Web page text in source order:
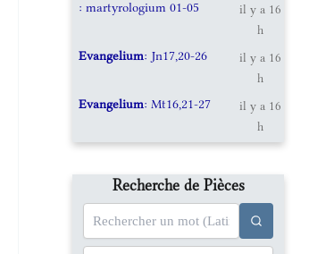
: martyrologium 01-05
il y a 16
h
Evangelium: Jn17,20-26
il y a 16
h
Evangelium: Mt16,21-27
il y a 16
h
Recherche de Pièces